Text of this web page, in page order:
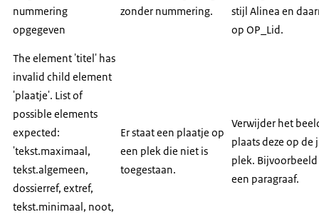
nummering
opgegeven
zonder nummering.
stijl Alinea en
op OP_Lid.
The element 'titel' has
invalid child element
'plaatje'. List of
possible elements
expected:
'tekst.maximaal,
tekst.algemeen,
dossierref, extref,
tekst.minimaal, noot,
Er staat een plaatje op
een plek die niet is
toegestaan.
Verwijder het
plaats deze op de
plek.
een paragraaf.